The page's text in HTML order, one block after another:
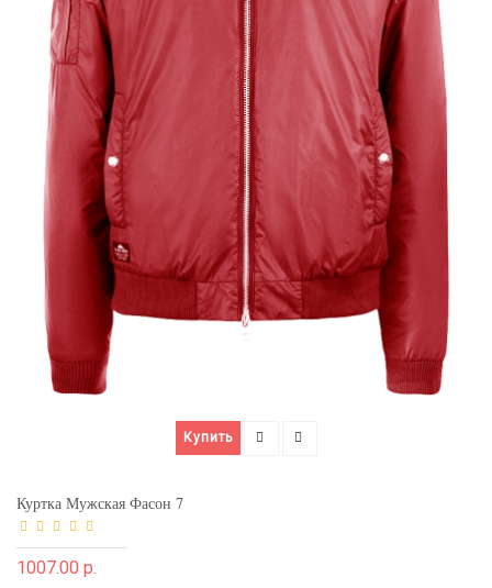
Купить
Куртка Мужская Фасон 7
1007.00 р.